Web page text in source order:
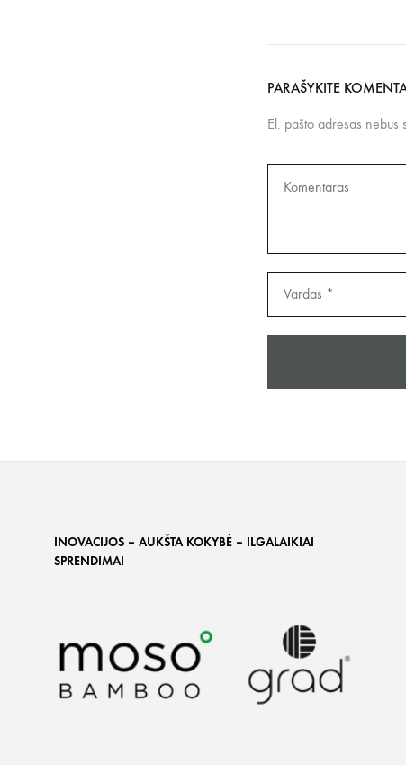
PARAŠYKITE
El. pašto adresas nebus
INOVACIJOS – AUKŠTA KOKYBĖ – ILGALAIKIAI
SPRENDIMAI